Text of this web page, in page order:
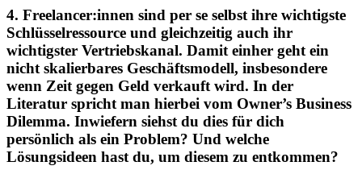
4. Freelancer:innen sind per se selbst ihre wichtigste
Schlüsselressource und gleichzeitig auch ihr
wichtigster Vertriebskanal. Damit einher geht ein
nicht skalierbares Geschäftsmodell, insbesondere
wenn Zeit gegen Geld verkauft wird. In der
Literatur spricht man hierbei vom Owner’s Business
Dilemma. Inwiefern siehst du dies für dich
persönlich als ein Problem? Und welche
Lösungsideen hast du, um diesem zu entkommen?